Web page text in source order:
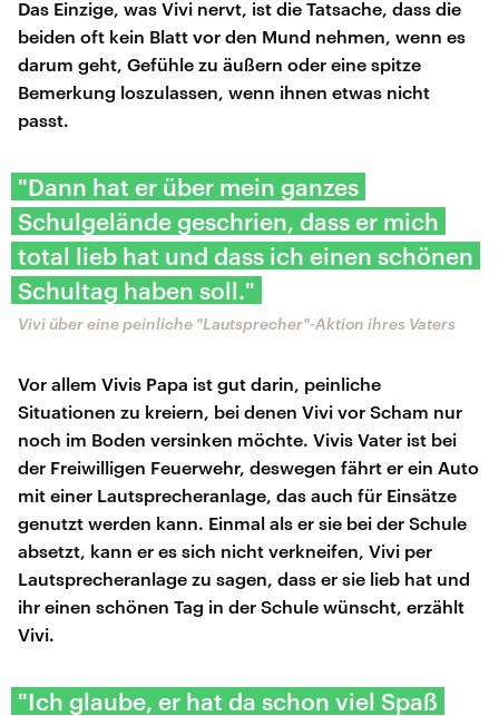
Das Einzige, was Vivi nervt, ist die Tatsache, dass die
beiden oft kein Blatt vor den Mund nehmen, wenn es
darum geht, Gefühle zu äußern oder eine spitze
Bemerkung loszulassen, wenn ihnen etwas nicht
passt.
"Dann hat er über mein ganzes
Schulgelände geschrien, dass er mich
total lieb hat und dass ich einen schönen
Schultag haben soll."
Vivi über eine peinliche "Lautsprecher"-Aktion ihres Vaters
Vor allem Vivis Papa ist gut darin, peinliche
Situationen zu kreiern, bei denen Vivi vor Scham nur
noch im Boden versinken möchte. Vivis Vater ist bei
der Freiwilligen Feuerwehr, deswegen fährt er ein Auto
mit einer Lautsprecheranlage, das auch für Einsätze
genutzt werden kann. Einmal als er sie bei der Schule
absetzt, kann er es sich nicht verkneifen, Vivi per
Lautsprecheranlage zu sagen, dass er sie lieb hat und
ihr einen schönen Tag in der Schule wünscht, erzählt
Vivi.
"Ich glaube, er hat da schon viel Spaß